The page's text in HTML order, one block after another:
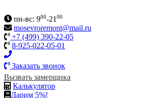
пн-вс: 900-21 00
mosevroremont@mail.ru
+7 (499) 390-22-05
8-925-022-05-01
Заказать звонок
Вызвать замерщика
Калькулятор
Дарим 5%!